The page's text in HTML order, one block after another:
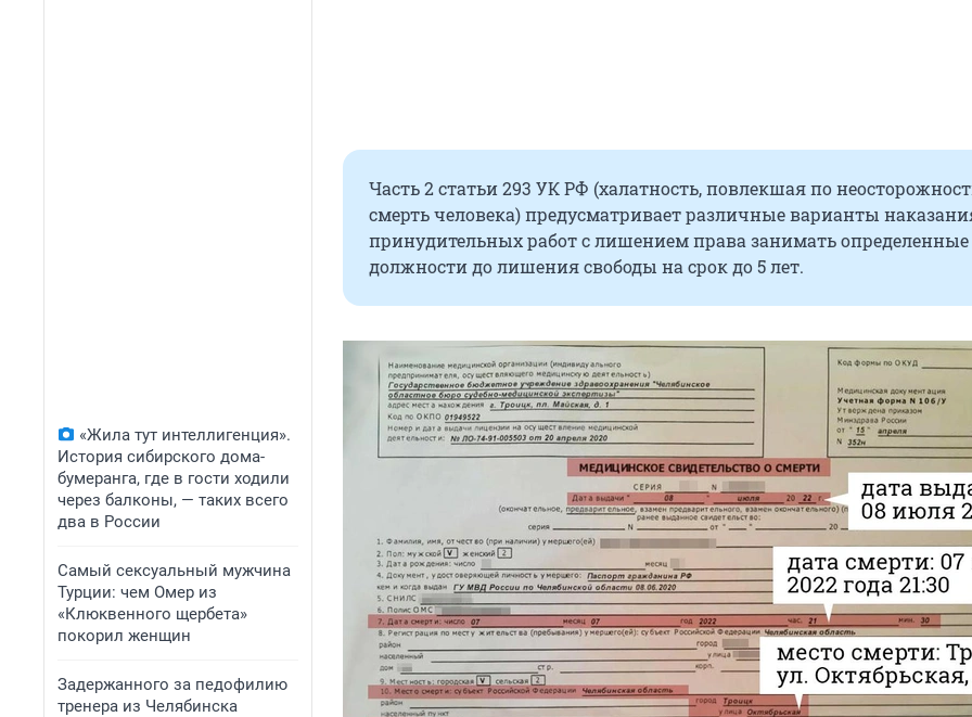
«Жила тут интеллигенция».
История сибирского дома-
бумеранга, где в гости ходили
через балконы, — таких всего
два в России
Самый сексуальный мужчина
Турции: чем Омер из
«Клюквенного щербета»
покорил женщин
Задержанного за педофилию
тренера из Челябинска
Часть 2 статьи 293 УК РФ (халатность, повлекшая по
смерть человека) предусматривает различные варианты
принудительных работ с лишением права занимать определенные
должности до лишения свободы на срок до 5 лет.